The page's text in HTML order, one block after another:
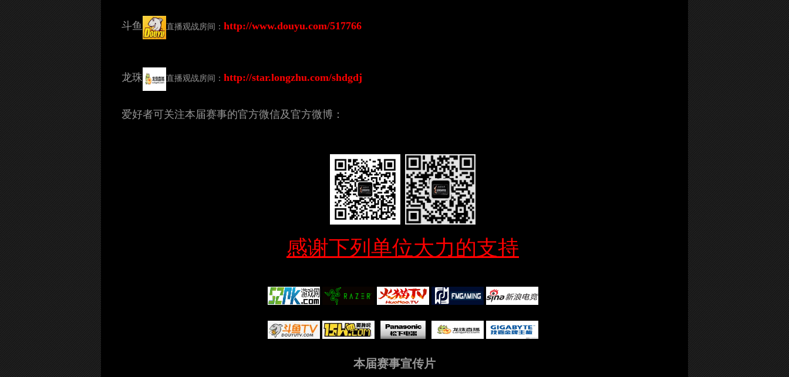
斗鱼 直播观战房间： http://www.douyu.com/517766
龙珠 直播观战房间： http://star.longzhu.com/shdgdj
爱好者可关注本届赛事的官方微信及官方微博：
感谢下列单位大力的支持
本届赛事宣传片